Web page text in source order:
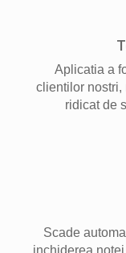
Aplicatia a
clientilor nostri,
ridicat de
Scade
inchiderea